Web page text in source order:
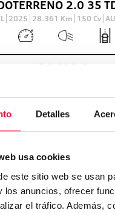
Detalles
usa cookies
este sitio web se usan
los anuncios, ofrecer
el tráfico. Además,
2025 28.361 Km 150 Cv
34.800 €
AUDIQ2
2025 25.154Km 150Cv